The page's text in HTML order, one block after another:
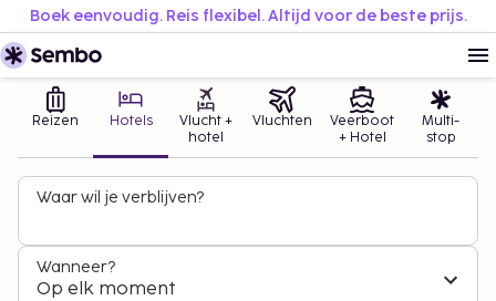
Boek eenvoudig. Reis flexibel. Altijd voor de beste prijs.
Reizen Hotels
Vlucht +
hotel
Vluchten
Veerboot
+ Hotel
Multi-
stop
Waar wil je verblijven?
Wanneer?
Op elk moment